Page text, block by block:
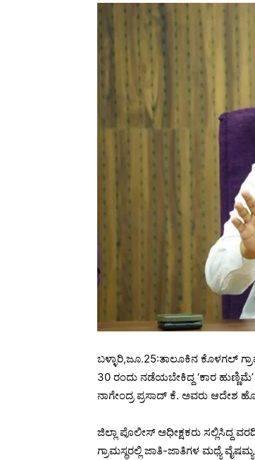
ಬಳ್ಳಾರಿ,ಜೂ.25:ತಾಲೂಕಿನ ಕೊಳಗಲ್
30 ರಂದು ನಡೆಯಬೇಕಿದ್ದ ‘ಕಾರ
ನಾಗೇಂದ್ರ ಪ್ರಸಾದ್ ಕೆ. ಅವರು ಆದೇಶ
ಜಿಲ್ಲಾ ಪೊಲೀಸ್ ಅಧೀಕ್ಷಕರು ಸಲ್ಲಿಸಿದ್ದ
ಗ್ರಾಮಸ್ಥರಲ್ಲಿ ಜಾತಿ-ಜಾತಿಗಳ ಮಧ್ಯೆ